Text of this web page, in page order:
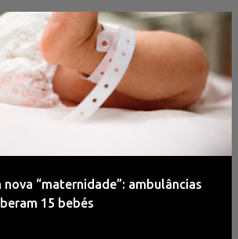
nova “maternidade”: ambulâncias
15 bebés